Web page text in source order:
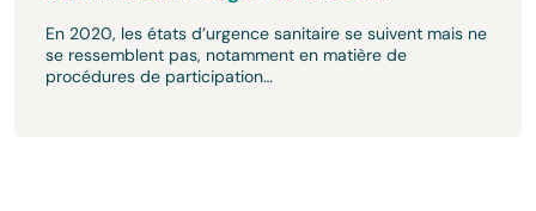
En 2020, les états d’urgence sanitaire se suivent mais ne
se ressemblent pas, notamment en matière de
procédures de participation…